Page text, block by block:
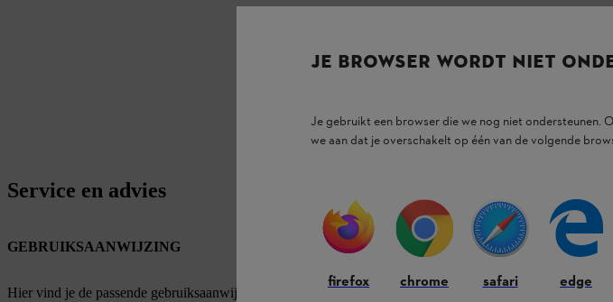
Service en advies
GEBRUIKSAANWIJZING
Hier vind je de passende gebruiksaanwijzingen voor onze STIHL producten.
JE BROWSER WORDT NIET
Je gebruikt een browser die we nog niet ondersteunen.
we aan dat je overschakelt op één van de volgende
firefox chrome safari edge